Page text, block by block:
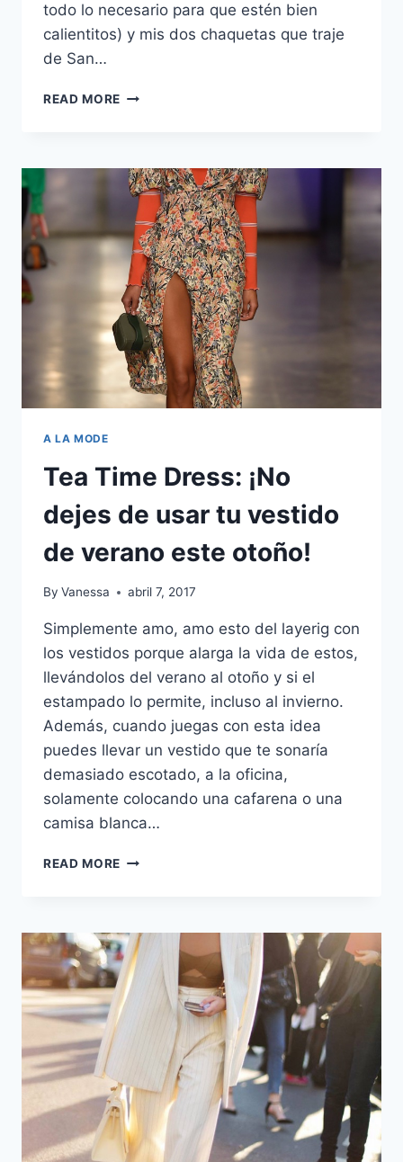
todo lo necesario para que estén bien
calientitos) y mis dos chaquetas que traje
de San…
READ MORE ¿CÓMO
TUS
LOOKS
DE
INVIERNO
NO
PAREZCAN
ABURRIDOS?
A LA MODE
Tea Time Dress: ¡No
dejes de usar tu vestido
de verano este otoño!
By Vanessa abril 7, 2017
Simplemente amo, amo esto del layerig con
los vestidos porque alarga la vida de estos,
llevándolos del verano al otoño y si el
estampado lo permite, incluso al invierno.
Además, cuando juegas con esta idea
puedes llevar un vestido que te sonaría
demasiado escotado, a la oficina,
solamente colocando una cafarena o una
camisa blanca…
READ MORE TEA
DEJES
DE
USAR
TU
VESTIDO
VERANO
OTOÑO!